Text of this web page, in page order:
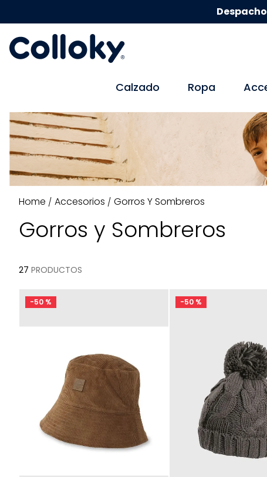
Calzado Ropa
Accesorios Gorros Y Sombreros
Gorros y Sombreros
27 PRODUCTOS
-50 % -50 %